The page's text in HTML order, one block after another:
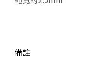
備註